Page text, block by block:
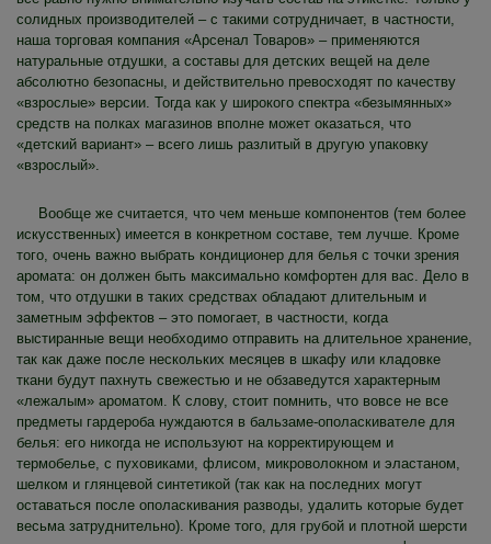
солидных производителей – с такими сотрудничает, в частности,
наша торговая компания «Арсенал Товаров» – применяются
натуральные отдушки, а составы для детских вещей на деле
абсолютно безопасны, и действительно превосходят по качеству
«взрослые» версии. Тогда как у широкого спектра «безымянных»
средств на полках магазинов вполне может оказаться, что
«детский вариант» – всего лишь разлитый в другую упаковку
«взрослый».
Вообще же считается, что чем меньше компонентов (тем более
искусственных) имеется в конкретном составе, тем лучше. Кроме
того, очень важно выбрать кондиционер для белья с точки зрения
аромата: он должен быть максимально комфортен для вас. Дело в
том, что отдушки в таких средствах обладают длительным и
заметным эффектов – это помогает, в частности, когда
выстиранные вещи необходимо отправить на длительное хранение,
так как даже после нескольких месяцев в шкафу или кладовке
ткани будут пахнуть свежестью и не обзаведутся характерным
«лежалым» ароматом. К слову, стоит помнить, что вовсе не все
предметы гардероба нуждаются в бальзаме-ополаскивателе для
белья: его никогда не используют на корректирующем и
термобелье, с пуховиками, флисом, микроволокном и эластаном,
шелком и глянцевой синтетикой (так как на последних могут
оставаться после ополаскивания разводы, удалить которые будет
весьма затруднительно). Кроме того, для грубой и плотной шерсти